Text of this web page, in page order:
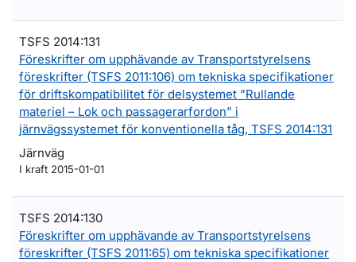
TSFS 2014:131
Föreskrifter om upphävande av Transportstyrelsens
föreskrifter (TSFS 2011:106) om tekniska specifikationer
för driftskompatibilitet för delsystemet ”Rullande
materiel – Lok och passagerarfordon” i
järnvägssystemet för konventionella tåg, TSFS 2014:131
Järnväg
I kraft 2015-01-01
TSFS 2014:130
Föreskrifter om upphävande av Transportstyrelsens
föreskrifter (TSFS 2011:65) om tekniska specifikationer